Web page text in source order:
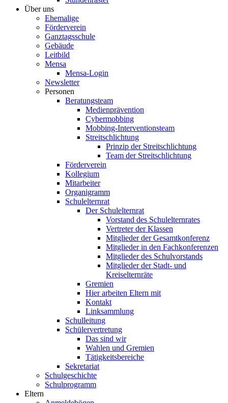
Über uns
Ehemalige
Förderverein
Ganztagsschule
Gebäude
Leitbild
Mensa
Mensa-Login
Newsletter
Personen
Beratungsteam
Medienprävention
Cybermobbing
Mobbing-Interventionsteam
Streitschlichtung
Prinzip der Streitschlichtung
Team der Streitschlichtung
Förderverein
Kollegium
Mitarbeiter
Organigramm
Schulelternrat
Der Schulelternrat
Vorstand des Schulelternrates
Vertreter der Klassen
Mitglieder der Gesamtkonferenz
Mitglieder in den Fachkonferenzen
Mitglieder des Schulvorstands
Mitglieder der Stadt- und
Kreiselternräte
Gremien
Hier arbeiten Eltern mit
Kontakt
Linksammlung
Schulleitung
Schülervertretung
Das sind wir
Wahlen und Gremien
Tätigkeitsbereiche
Sekretariat
Schulgeschichte
Schulprogramm
Eltern